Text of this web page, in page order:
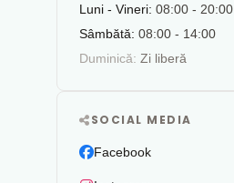
Luni - Vineri: 08:00 - 20:00
Sâmbătă: 08:00 - 14:00
Duminică: Zi liberă
SOCIAL MEDIA
Facebook